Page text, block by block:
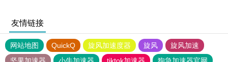
友情链接
网站地图 QuickQ 旋风加速度器 旋风
旋风加速